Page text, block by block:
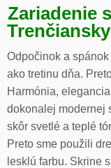
Zariadenie
Odpočinok a
ako tretinu dňa.
Harmónia,
dokonalej modernej
skôr svetlé a teplé
Preto sme použili
lesklú farbu. Skrine